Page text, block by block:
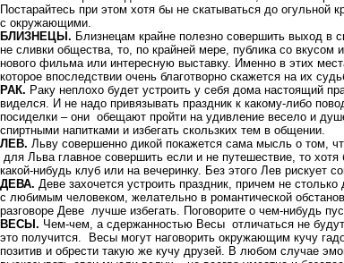
Постарайтесь при этом хотя бы не скатываться до
с окружающими.
БЛИЗНЕЦЫ. Близнецам крайне полезно совершить выход в
не сливки общества, то, по крайней мере, публика со
нового фильма или интересную выставку. Именно в этих
которое впоследствии очень благотворно скажется на их
РАК. Раку неплохо будет устроить у себя дома настоящий
виделся. И не надо привязывать праздник к какому-либо
посиделки – они обещают пройти на удивление весело и
спиртными напитками и избегать скользких тем в общении.
ЛЕВ. Льву совершенно дикой покажется сама мысль о том,
для Льва главное совершить если и не путешествие, то
какой-нибудь клуб или на вечеринку. Без этого Лев рискует
ДЕВА. Деве захочется устроить праздник, причем не
с любимым человеком, желательно в романтической
разговоре Деве лучше избегать. Поговорите о чем-нибудь
ВЕСЫ. Чем-чем, а сдержанностью Весы отличаться не
это получится. Весы могут наговорить окружающим кучу
позитив и обрести такую же кучу друзей. В любом случае